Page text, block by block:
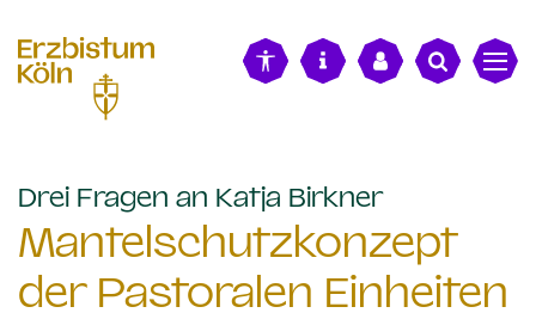
Drei Fragen an Katja Birkner:
Mantelschutzkonzept
der Pastoralen Einheiten